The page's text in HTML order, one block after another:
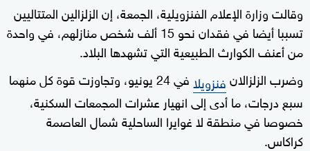
وقالت وزارة الإعلام الفنزويلية، الجمعة، إن الزلزالين المتتاليين
تسببا أيضا في فقدان نحو 15 ألف شخص منازلهم، في واحدة
من أعنف الكوارث الطبيعية التي تشهدها البلاد.
وضرب الزلزالانفنزويلا
في 24 يونيو، وتجاوزت قوة كل منهما
سبع درجات، ما أدى إلى انهيار عشرات المجمعات السكنية،
خصوصا في منطقة لا غوايرا الساحلية شمال العاصمة
كراكاس.